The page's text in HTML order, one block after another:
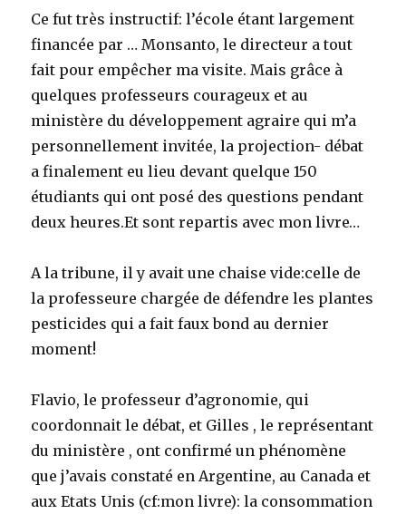
Ce fut très instructif: l’école étant largement
financée par … Monsanto, le directeur a tout
fait pour empêcher ma visite. Mais grâce à
quelques professeurs courageux et au
ministère du développement agraire qui m’a
personnellement invitée, la projection- débat
a finalement eu lieu devant quelque 150
étudiants qui ont posé des questions pendant
deux heures.Et sont repartis avec mon livre…
A la tribune, il y avait une chaise vide:celle de
la professeure chargée de défendre les plantes
pesticides qui a fait faux bond au dernier
moment!
Flavio, le professeur d’agronomie, qui
coordonnait le débat, et Gilles , le représentant
du ministère , ont confirmé un phénomène
que j’avais constaté en Argentine, au Canada et
aux Etats Unis (cf:mon livre): la consommation